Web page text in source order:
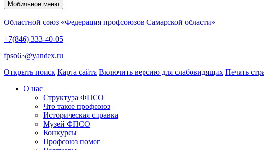
Мобильное меню
Областной союз «Федерация профсоюзов Самарской области»
+7(846) 333-40-05
fpso63@yandex.ru
Открыть поиск Карта сайта Включить версию для слабовидящих Печать
О нас
Структура ФПСО
Что такое профсоюз
Историческая справка
Музей ФПСО
Конкурсы
Профсоюз помог